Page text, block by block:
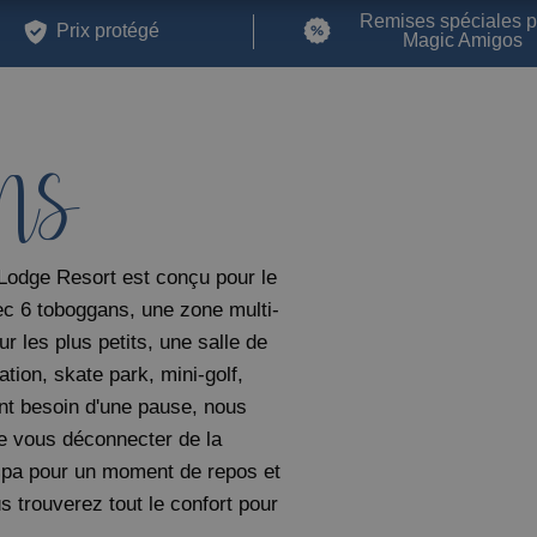
Resort
GANDIA
Magic Tropical Splash
VILLAJOYOSA
OROPESA DEL MAR
Pontiana Thalasso Hotel
Magic Sports Hotel
Magic Games Hotel
Magic Fantasy Hotel
Magic Inn Hotel
Enfants
Prix ​​protégé
Remises spéciales
Magic Amigos
Resort est conçu pour le
6 toboggans, une zone multi-
les plus petits, une salle de
skate park, mini-golf,
besoin d'une pause, nous
vous déconnecter de la
pour un moment de repos et
trouverez tout le confort pour